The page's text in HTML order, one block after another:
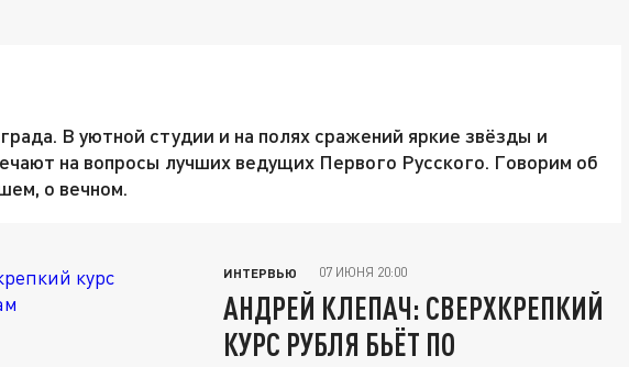
В уютной студии и на полях сражений яркие звёзды и
на вопросы лучших ведущих Первого Русского. Говорим об
о вечном.
ИНТЕРВЬЮ 07 ИЮНЯ 20:00
АНДРЕЙ КЛЕПАЧ: СВЕРХКРЕПКИЙ
КУРС РУБЛЯ БЬЁТ ПО